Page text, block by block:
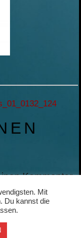
Kommentar
Mit
Du kannst die